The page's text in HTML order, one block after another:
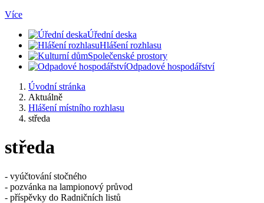
Více
Úřední deska
Hlášení rozhlasu
Společenské prostory
Odpadové hospodářství
Úvodní stránka
Aktuálně
Hlášení místního rozhlasu
středa
středa
- vyúčtování stočného
- pozvánka na lampionový průvod
- příspěvky do Radničních listů